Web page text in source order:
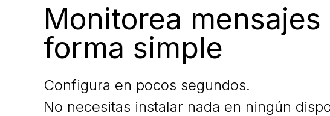
Monitorea
forma simple
Configura en pocos segundos.
No necesitas instalar nada en ningún